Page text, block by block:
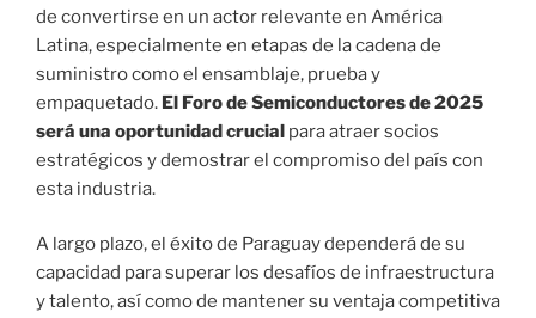
de convertirse en un actor relevante en América
Latina, especialmente en etapas de la cadena de
suministro como el ensamblaje, prueba y
empaquetado. El Foro de Semiconductores de 2025
será una oportunidad crucial para atraer socios
estratégicos y demostrar el compromiso del país con
esta industria.
A largo plazo, el éxito de Paraguay dependerá de su
capacidad para superar los desafíos de infraestructura
y talento, así como de mantener su ventaja competitiva